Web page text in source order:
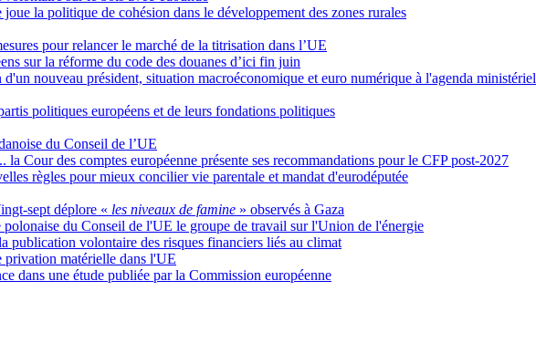
joue la politique de cohésion dans le développement des zones rurales
pour relancer le marché de la titrisation dans l’UE
sur la réforme du code des douanes d’ici fin juin
nouveau président, situation macroéconomique et euro numérique à l'agenda ministériel
politiques européens et de leurs fondations politiques
du Conseil de l’UE
Cour des comptes européenne présente ses recommandations pour le CFP post-2027
règles pour mieux concilier vie parentale et mandat d'eurodéputée
sept déplore « les niveaux de famine » observés à Gaza
polonaise du Conseil de l'UE le groupe de travail sur l'Union de l'énergie
publication volontaire des risques financiers liés au climat
privation matérielle dans l'UE
dans une étude publiée par la Commission européenne